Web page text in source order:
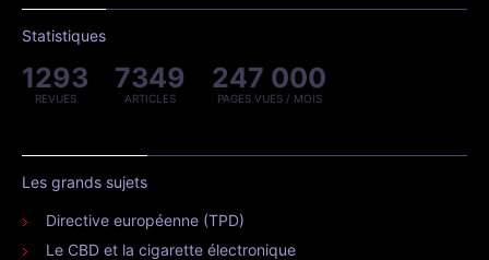
Statistiques
1293
REVUES
7349
ARTICLES
247 000
PAGES VUES / MOIS
Les grands sujets
Directive européenne (TPD)
Le CBD et la cigarette électronique